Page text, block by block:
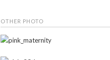
OTHER PHOTO